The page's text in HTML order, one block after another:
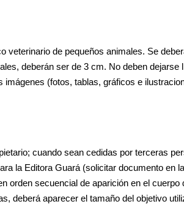
veterinario de pequeños animales. Se
deberán ser de 3 cm. No deben dejarse
(fotos, tablas, gráficos e
cuando sean cedidas por terceras
la Editora Guará (solicitar documento en
orden secuencial de aparición en el cuerpo
deberá aparecer el tamaño del objetivo